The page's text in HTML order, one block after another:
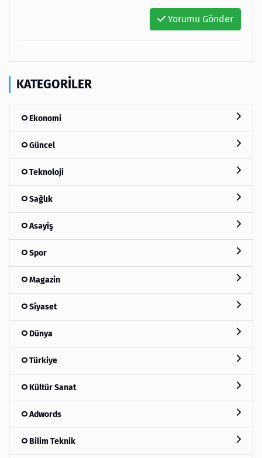
Yorumu Gönder
KATEGORILER
Ekonomi
Güncel
Teknoloji
Sağlık
Asayiş
Spor
Magazin
Siyaset
Dünya
Türkiye
Kültür Sanat
Adwords
Bilim Teknik